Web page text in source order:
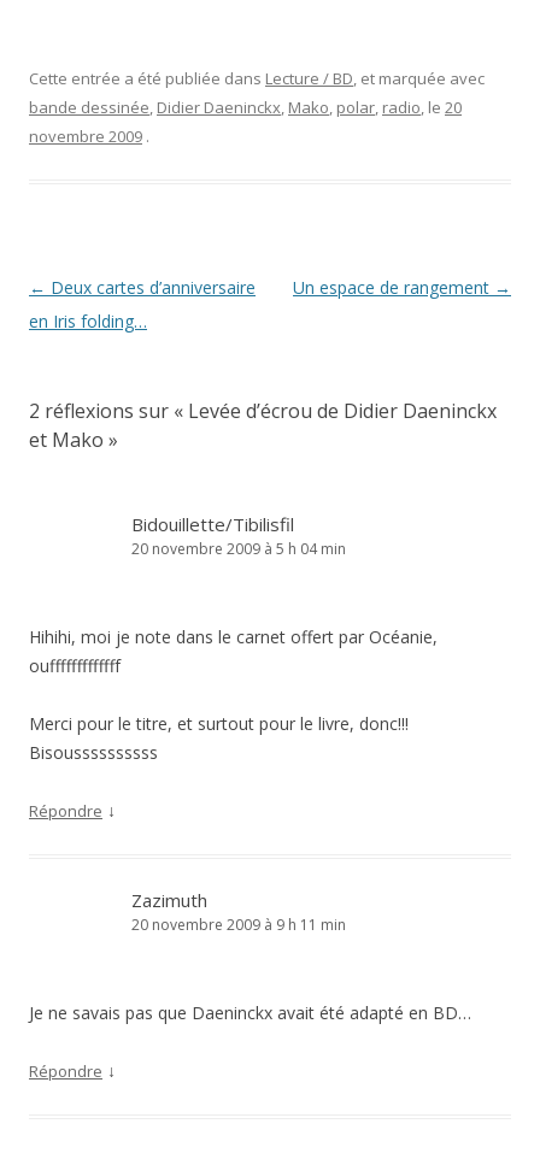
Cette entrée a été publiée dans Lecture / BD, et marquée avec
bande dessinée, Didier Daeninckx, Mako, polar, radio, le 20
novembre 2009 .
Navigation
des
← Deux cartes d’anniversaire
en Iris folding…
Un espace de rangement →
2 réflexions sur « Levée d’écrou de Didier Daeninckx
et Mako »
Bidouillette/Tibilisfil
20 novembre 2009 à 5 h 04 min
Hihihi, moi je note dans le carnet offert par Océanie,
oufffffffffffff
Merci pour le titre, et surtout pour le livre, donc!!!
Bisoussssssssss
Répondre ↓
Zazimuth
20 novembre 2009 à 9 h 11 min
Je ne savais pas que Daeninckx avait été adapté en BD…
Répondre ↓